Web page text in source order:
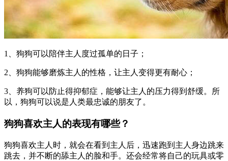
1、狗狗可以陪伴主人度过孤单的日子；
2、狗狗能够磨炼主人的性格，让主人变得更有耐心；
3、养狗可以防止得抑郁症，能够让主人的压力得到舒缓。所
以，狗狗可以说是人类最忠诚的朋友了。
狗狗喜欢主人的表现有哪些？
狗狗喜欢主人时，就会在看到主人后，迅速跑到主人身边跳来
跳去，并不断的舔主人的脸和手。还会经常将自己的玩具或零